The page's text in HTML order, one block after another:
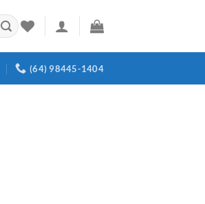
(64) 98445-1404